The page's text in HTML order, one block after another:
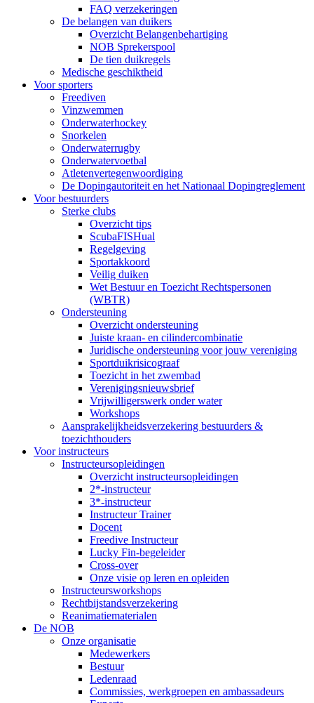
FAQ verzekeringen
De belangen van duikers
Overzicht Belangenbehartiging
NOB Sprekerspool
De tien duikregels
Medische geschiktheid
Voor sporters
Freediven
Vinzwemmen
Onderwaterhockey
Snorkelen
Onderwaterrugby
Onderwatervoetbal
Atletenvertegenwoordiging
De Dopingautoriteit en het Nationaal Dopingreglement
Voor bestuurders
Sterke clubs
Overzicht tips
ScubaFISHual
Regelgeving
Sportakkoord
Veilig duiken
Wet Bestuur en Toezicht Rechtspersonen
(WBTR)
Ondersteuning
Overzicht ondersteuning
Juiste kraan- en cilindercombinatie
Juridische ondersteuning voor jouw vereniging
Sportduikrisicograaf
Toezicht in het zwembad
Verenigingsnieuwsbrief
Vrijwilligerswerk onder water
Workshops
Aansprakelijkheidsverzekering bestuurders &
toezichthouders
Voor instructeurs
Instructeursopleidingen
Overzicht instructeursopleidingen
2*-instructeur
3*-instructeur
Instructeur Trainer
Docent
Freedive Instructeur
Lucky Fin-begeleider
Cross-over
Onze visie op leren en opleiden
Instructeursworkshops
Rechtbijstandsverzekering
Reanimatiematerialen
De NOB
Onze organisatie
Medewerkers
Bestuur
Ledenraad
Commissies, werkgroepen en ambassadeurs